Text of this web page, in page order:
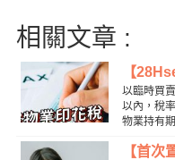
相關文章 :
【
以臨時買
以內，稅
物業持有
【首次